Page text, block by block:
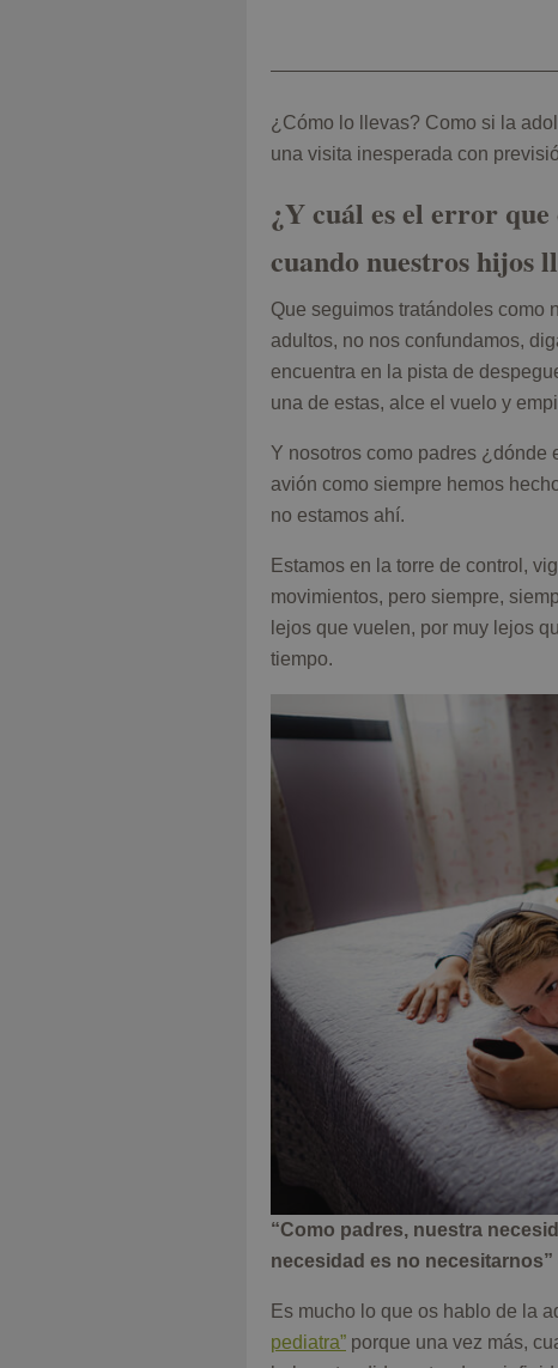
¿Cómo lo llevas? Como si la
una visita inesperada con
¿Y cuál es el error
cuando nuestros hijos
Que seguimos tratándoles como
adultos, no nos confundamos,
encuentra en la pista de
una de estas, alce el vuelo y
Y nosotros como padres ¿dónde
avión como siempre hemos
no estamos ahí.
Estamos en la torre de control,
movimientos, pero siempre,
lejos que vuelen, por muy lejos
tiempo.
“Como padres, nuestra
necesidad es no necesitarnos”
Es mucho lo que os hablo de la
pediatra” porque una vez más,